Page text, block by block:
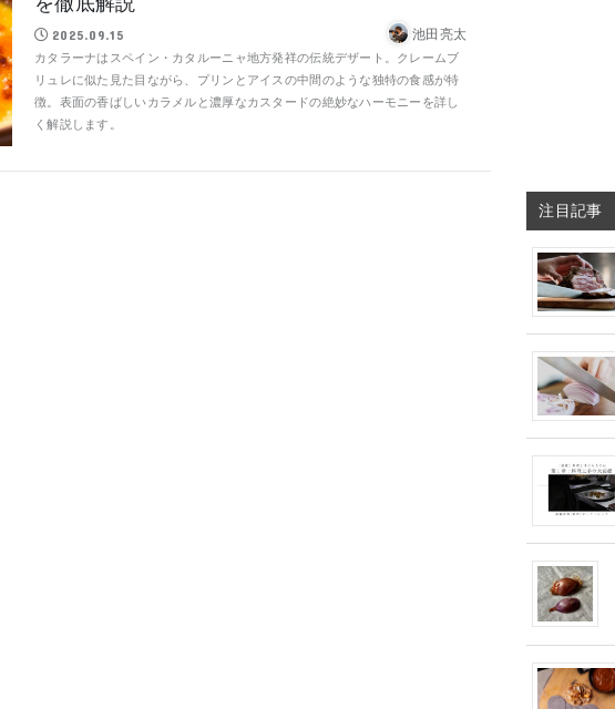
2025.09.15 池田亮太
カタラーナはスペイン・カタルーニャ地方発祥の伝統デザート。クレームブ
リュレに似た見た目ながら、プリンとアイスの中間のような独特の食感が特
徴。表面の香ばしいカラメルと濃厚なカスタードの絶妙なハーモニーを詳し
く解説します。
注目記事